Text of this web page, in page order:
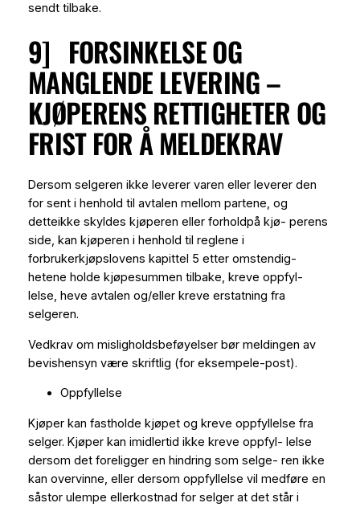
sendt tilbake.
9] FORSINKELSE OG
MANGLENDE LEVERING –
KJØPERENS RETTIGHETER OG
FRIST FOR Å MELDEKRAV
Dersom selgeren ikke leverer varen eller leverer den
for sent i henhold til avtalen mellom partene, og
detteikke skyldes kjøperen eller forholdpå kjø- perens
side, kan kjøperen i henhold til reglene i
forbrukerkjøpslovens kapittel 5 etter omstendig-
hetene holde kjøpesummen tilbake, kreve oppfyl-
lelse, heve avtalen og/eller kreve erstatning fra
selgeren.
Vedkrav om misligholdsbeføyelser bør meldingen av
bevishensyn være skriftlig (for eksempele-post).
Oppfyllelse
Kjøper kan fastholde kjøpet og kreve oppfyllelse fra
selger. Kjøper kan imidlertid ikke kreve oppfyl- lelse
dersom det foreligger en hindring som selge- ren ikke
kan overvinne, eller dersom oppfyllelse vil medføre en
såstor ulempe ellerkostnad for selger at det står i